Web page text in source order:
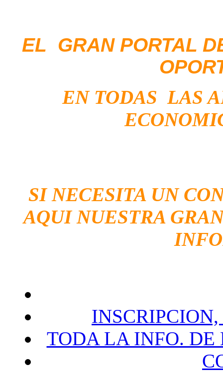
EL GRAN PORTAL
EN TODAS LAS
SI NECESITA UN
AQUI NUESTRA
TODA LA INFO. DE